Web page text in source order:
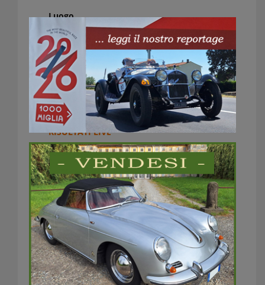
Luogo
Centro storico
www.gpnuvolari.it
PROGRAMMA
PERCORSO
ELENCO ISCRITTI
RISULTATI LIVE
CLASSIFICHE
Dopo le prime quattro edizioni storiche svolte
dal 1954 al 1957 ideate quale tributo a Tazio
Nuvolari da parte degli organizzatori della
1000 Miglia, oggi Mantova Corse, in
collaborazione con l’Automobile Club Mantova
e il Museo Tazio Nuvolari, organizza la
versione moderna del Gran Premio Nuvolari:
Una manifestazione internazionale di regolarità
riservata alle auto storiche, secondo le
normative F.I.A. / F.I.V.A. / A.C.I. Sport.